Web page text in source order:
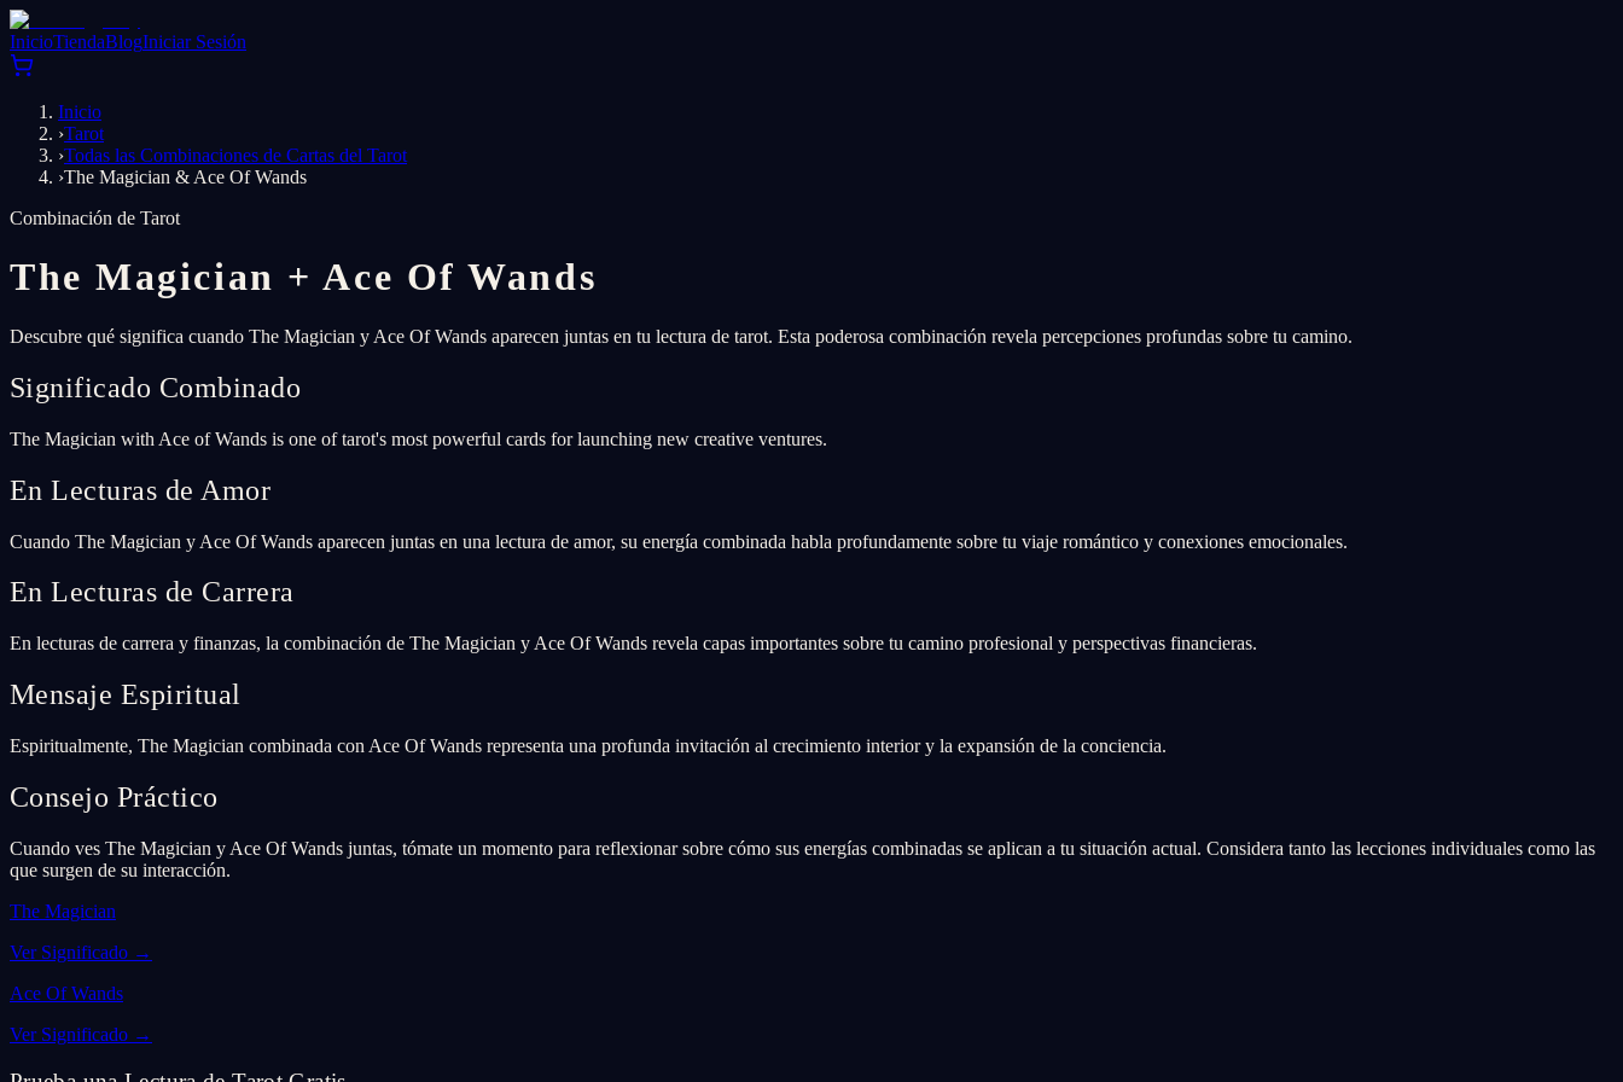
InicioTiendaBlogIniciar Sesión
Inicio
›Tarot
›Todas las Combinaciones de Cartas del Tarot
›The Magician & Ace Of Wands
Combinación de Tarot
The Magician +Ace Of Wands
Descubre qué significa cuando The Magician y Ace Of Wands aparecen juntas en tu lectura de tarot. Esta poderosa combinación revela percepciones profundas sobre tu camino.
Significado Combinado
The Magician with Ace of Wands is one of tarot's most powerful cards for launching new creative ventures.
En Lecturas de Amor
Cuando The Magician y Ace Of Wands aparecen juntas en una lectura de amor, su energía combinada habla profundamente sobre tu viaje romántico y conexiones emocionales.
En Lecturas de Carrera
En lecturas de carrera y finanzas, la combinación de The Magician y Ace Of Wands revela capas importantes sobre tu camino profesional y perspectivas financieras.
Mensaje Espiritual
Espiritualmente, The Magician combinada con Ace Of Wands representa una profunda invitación al crecimiento interior y la expansión de la conciencia.
Consejo Práctico
Cuando ves The Magician y Ace Of Wands juntas, tómate un momento para reflexionar sobre cómo sus energías combinadas se aplican a tu situación actual. Considera tanto las lecciones individuales como las
que surgen de su interacción.
The Magician
Ver Significado →
Ace Of Wands
Ver Significado →